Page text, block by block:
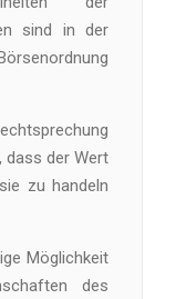
sind in der
dass der Wert
zu handeln
Möglichkeit
des